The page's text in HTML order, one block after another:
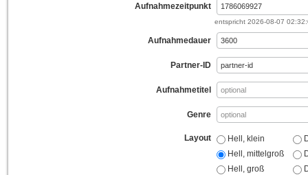
Aufnahmezeitpunkt
entspricht 2026-08-07
Aufnahmedauer
Partner-ID
Aufnahmetitel
Genre
Layout
Hell, klein
Hell, mittelgroß
Hell, groß